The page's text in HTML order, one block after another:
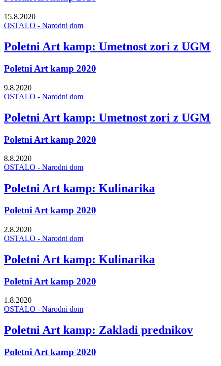
15.8.2020
OSTALO - Narodni dom
Poletni Art kamp: Umetnost zori z UGM
Poletni Art kamp 2020
9.8.2020
OSTALO - Narodni dom
Poletni Art kamp: Umetnost zori z UGM
Poletni Art kamp 2020
8.8.2020
OSTALO - Narodni dom
Poletni Art kamp: Kulinarika
Poletni Art kamp 2020
2.8.2020
OSTALO - Narodni dom
Poletni Art kamp: Kulinarika
Poletni Art kamp 2020
1.8.2020
OSTALO - Narodni dom
Poletni Art kamp: Zakladi prednikov
Poletni Art kamp 2020